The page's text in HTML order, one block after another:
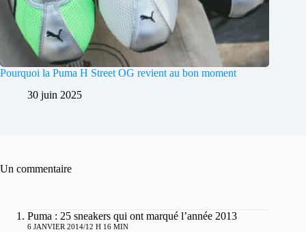
Pourquoi la Puma H Street OG revient au bon moment
30 juin 2025
Un commentaire
Puma : 25 sneakers qui ont marqué l’année 2013
6 JANVIER 2014/12 H 16 MIN